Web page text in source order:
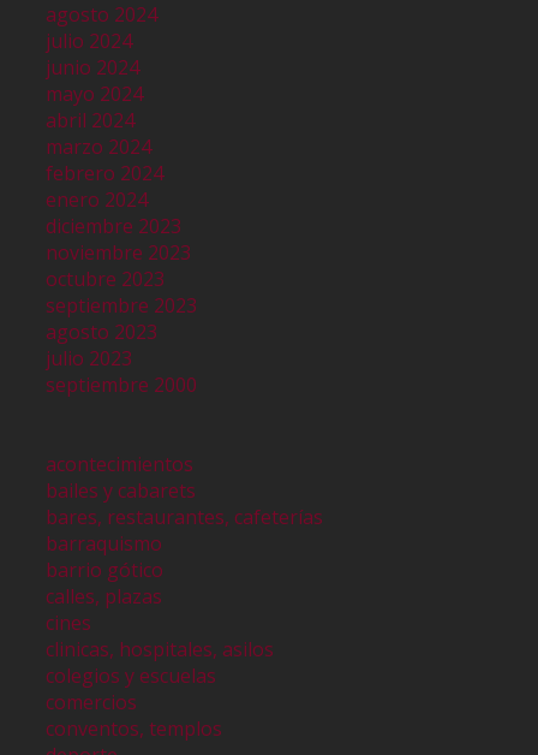
agosto 2024
julio 2024
junio 2024
mayo 2024
abril 2024
marzo 2024
febrero 2024
enero 2024
diciembre 2023
noviembre 2023
octubre 2023
septiembre 2023
agosto 2023
julio 2023
septiembre 2000
acontecimientos
bailes y cabarets
bares, restaurantes, cafeterías
barraquismo
barrio gótico
calles, plazas
cines
clinicas, hospitales, asilos
colegios y escuelas
comercios
conventos, templos